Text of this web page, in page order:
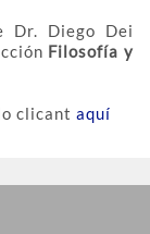
Dr. Diego Dei
Filosofía y
clicant aquí